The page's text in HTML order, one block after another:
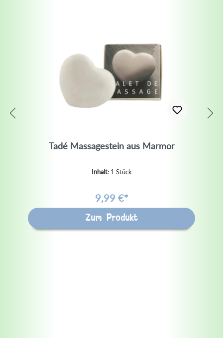
Tadé Massagestein aus Marmor
Inhalt: 1 Stück
9,99 €*
Zum Produkt